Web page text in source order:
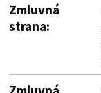
Zmluvná
strana: